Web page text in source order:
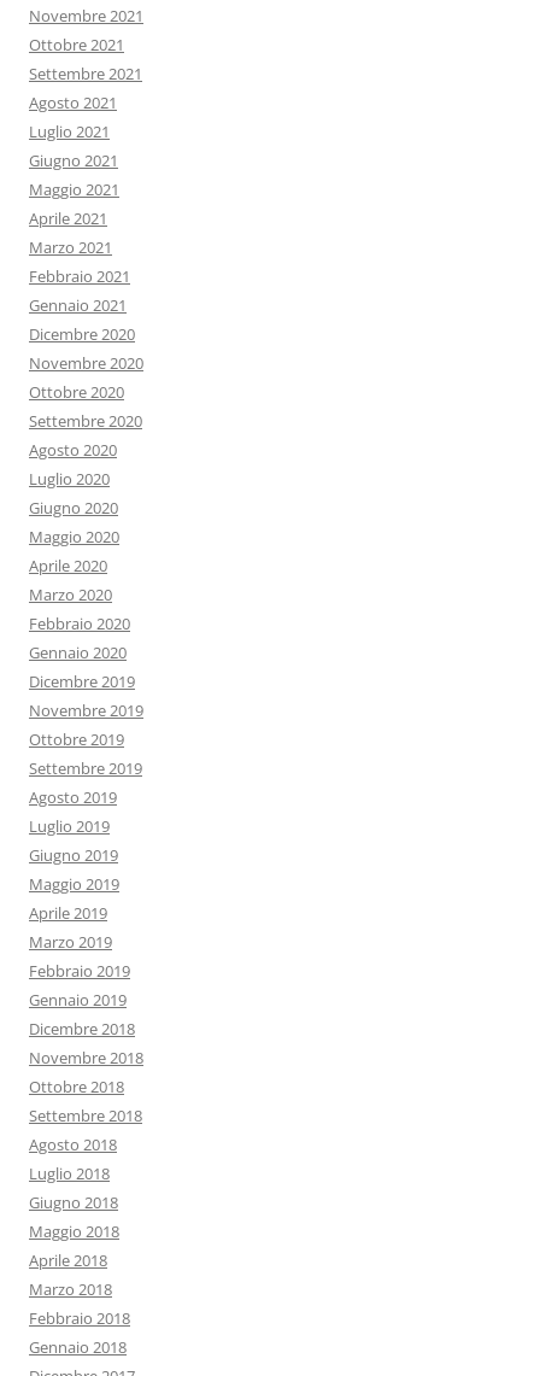
Novembre 2021
Ottobre 2021
Settembre 2021
Agosto 2021
Luglio 2021
Giugno 2021
Maggio 2021
Aprile 2021
Marzo 2021
Febbraio 2021
Gennaio 2021
Dicembre 2020
Novembre 2020
Ottobre 2020
Settembre 2020
Agosto 2020
Luglio 2020
Giugno 2020
Maggio 2020
Aprile 2020
Marzo 2020
Febbraio 2020
Gennaio 2020
Dicembre 2019
Novembre 2019
Ottobre 2019
Settembre 2019
Agosto 2019
Luglio 2019
Giugno 2019
Maggio 2019
Aprile 2019
Marzo 2019
Febbraio 2019
Gennaio 2019
Dicembre 2018
Novembre 2018
Ottobre 2018
Settembre 2018
Agosto 2018
Luglio 2018
Giugno 2018
Maggio 2018
Aprile 2018
Marzo 2018
Febbraio 2018
Gennaio 2018